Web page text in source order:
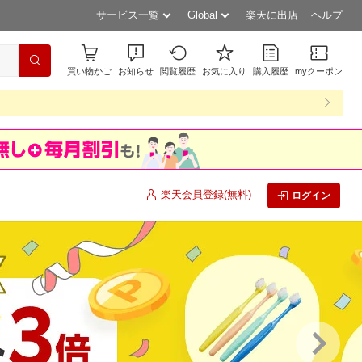
サービス一覧 Global 楽天に出店 ヘルプ
買い物かご お知らせ 閲覧履歴 お気に入り 購入履歴 myクーポン
楽天会員登録(無料) ログイン